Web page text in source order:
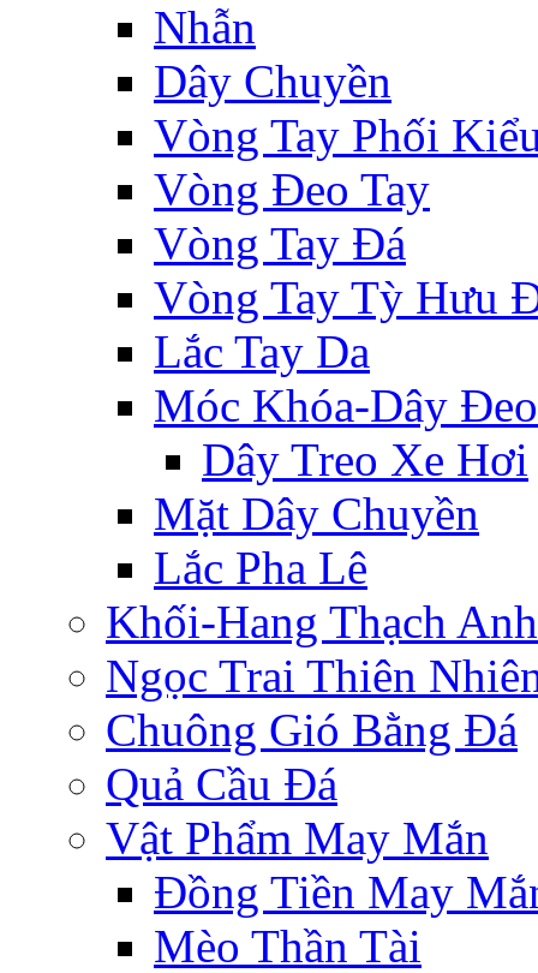
Nhẫn
Dây Chuyền
Vòng Tay Phối
Vòng Đeo Tay
Vòng Tay Đá
Vòng Tay Tỳ Hưu
Lắc Tay Da
Móc Khóa-Dây Đeo
Dây Treo Xe Hơi
Mặt Dây Chuyền
Lắc Pha Lê
Khối-Hang Thạch Anh
Ngọc Trai Thiên
Chuông Gió Bằng Đá
Quả Cầu Đá
Vật Phẩm May Mắn
Đồng Tiền May
Mèo Thần Tài